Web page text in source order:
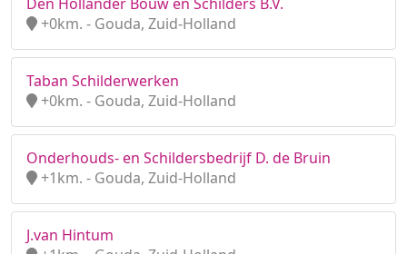
+0km. - Gouda, Zuid-Holland
Taban Schilderwerken
+0km. - Gouda, Zuid-Holland
Onderhouds- en Schildersbedrijf D. de Bruin
+1km. - Gouda, Zuid-Holland
J.van Hintum